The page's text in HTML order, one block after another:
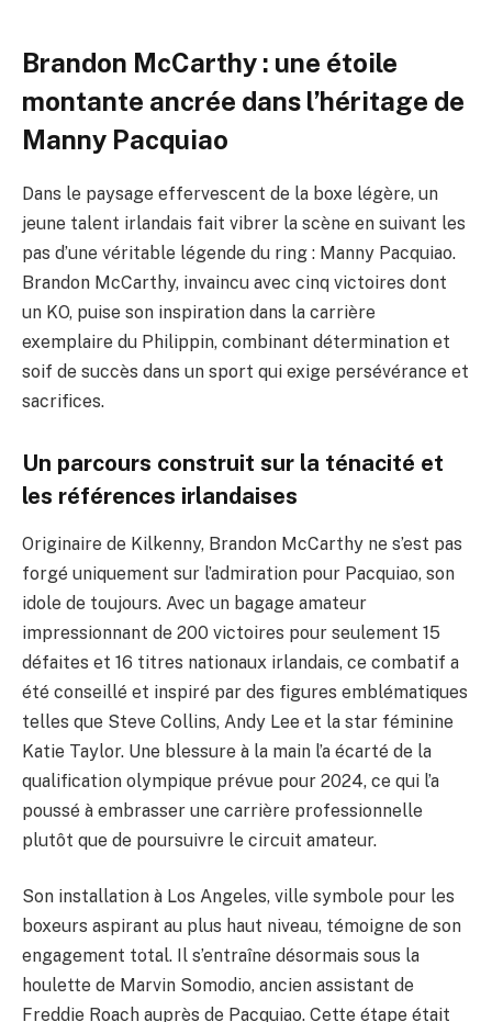
Brandon McCarthy : une étoile
montante ancrée dans l’héritage de
Manny Pacquiao
Dans le paysage effervescent de la boxe légère, un
jeune talent irlandais fait vibrer la scène en suivant les
pas d’une véritable légende du ring : Manny Pacquiao.
Brandon McCarthy, invaincu avec cinq victoires dont
un KO, puise son inspiration dans la carrière
exemplaire du Philippin, combinant détermination et
soif de succès dans un sport qui exige persévérance et
sacrifices.
Un parcours construit sur la ténacité et
les références irlandaises
Originaire de Kilkenny, Brandon McCarthy ne s’est pas
forgé uniquement sur l’admiration pour Pacquiao, son
idole de toujours. Avec un bagage amateur
impressionnant de 200 victoires pour seulement 15
défaites et 16 titres nationaux irlandais, ce combatif a
été conseillé et inspiré par des figures emblématiques
telles que Steve Collins, Andy Lee et la star féminine
Katie Taylor. Une blessure à la main l’a écarté de la
qualification olympique prévue pour 2024, ce qui l’a
poussé à embrasser une carrière professionnelle
plutôt que de poursuivre le circuit amateur.
Son installation à Los Angeles, ville symbole pour les
boxeurs aspirant au plus haut niveau, témoigne de son
engagement total. Il s’entraîne désormais sous la
houlette de Marvin Somodio, ancien assistant de
Freddie Roach auprès de Pacquiao. Cette étape était